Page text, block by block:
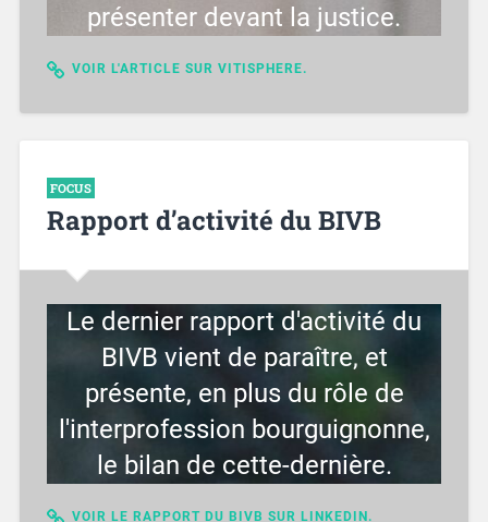
présenter devant la justice.
VOIR L'ARTICLE SUR VITISPHERE.
FOCUS
Rapport d’activité du BIVB
Le dernier rapport d'activité du
BIVB vient de paraître, et
présente, en plus du rôle de
l'interprofession bourguignonne,
le bilan de cette-dernière.
VOIR LE RAPPORT DU BIVB SUR LINKEDIN.